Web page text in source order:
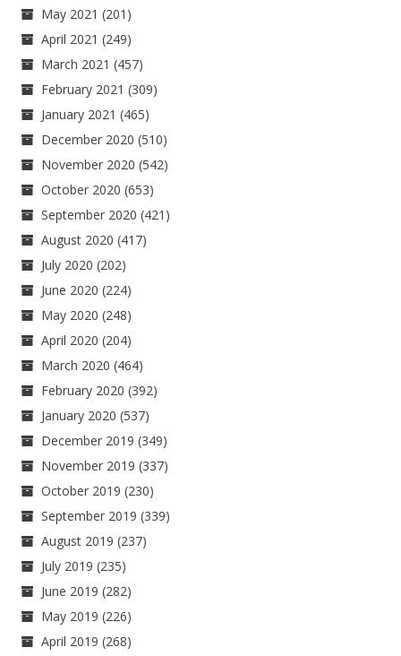
May 2021 (201)
April 2021 (249)
March 2021 (457)
February 2021 (309)
January 2021 (465)
December 2020 (510)
November 2020 (542)
October 2020 (653)
September 2020 (421)
August 2020 (417)
July 2020 (202)
June 2020 (224)
May 2020 (248)
April 2020 (204)
March 2020 (464)
February 2020 (392)
January 2020 (537)
December 2019 (349)
November 2019 (337)
October 2019 (230)
September 2019 (339)
August 2019 (237)
July 2019 (235)
June 2019 (282)
May 2019 (226)
April 2019 (268)